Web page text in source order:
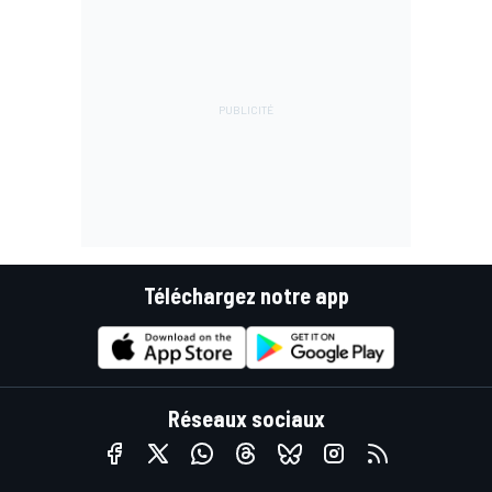
Téléchargez notre app
Réseaux sociaux